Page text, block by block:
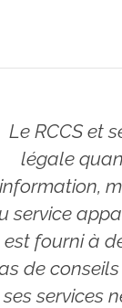
Le RCCS et
légale
information,
service
est fourni à
de
ses services